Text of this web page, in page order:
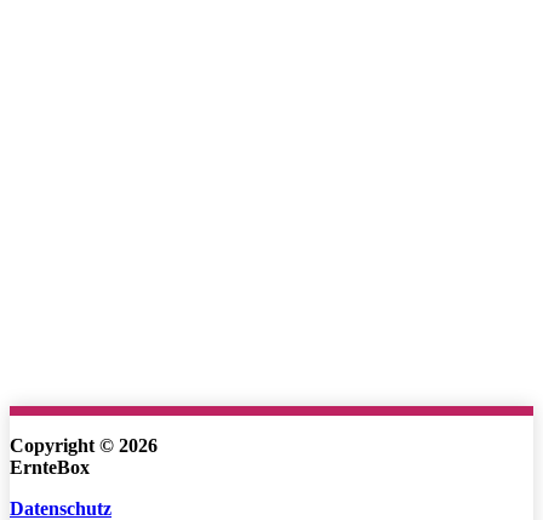
Copyright © 2026
ErnteBox
Datenschutz